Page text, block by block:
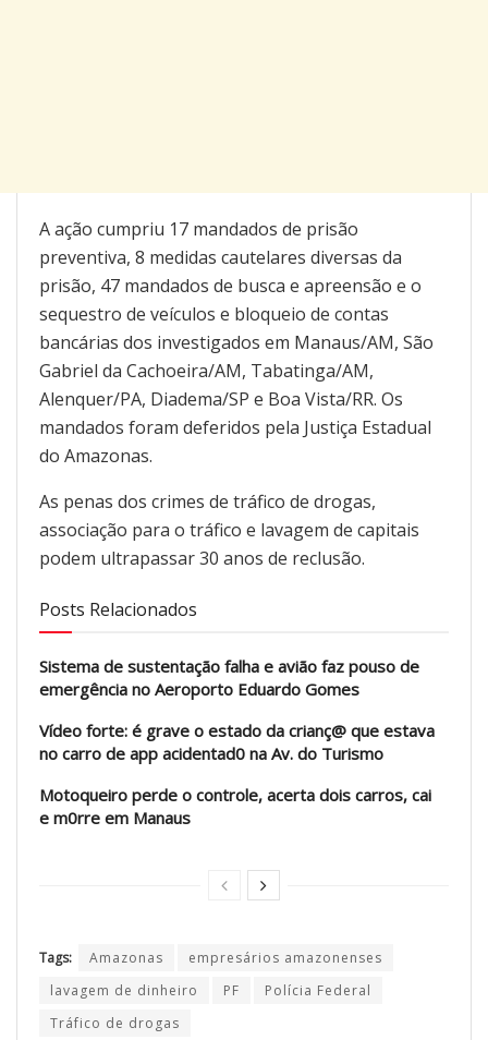
A ação cumpriu 17 mandados de prisão
preventiva, 8 medidas cautelares diversas da
prisão, 47 mandados de busca e apreensão e o
sequestro de veículos e bloqueio de contas
bancárias dos investigados em Manaus/AM, São
Gabriel da Cachoeira/AM, Tabatinga/AM,
Alenquer/PA, Diadema/SP e Boa Vista/RR. Os
mandados foram deferidos pela Justiça Estadual
do Amazonas.
As penas dos crimes de tráfico de drogas,
associação para o tráfico e lavagem de capitais
podem ultrapassar 30 anos de reclusão.
Posts Relacionados
Sistema de sustentação falha e avião faz pouso de
emergência no Aeroporto Eduardo Gomes
Vídeo forte: é grave o estado da crianç@ que estava
no carro de app acidentad0 na Av. do Turismo
Motoqueiro perde o controle, acerta dois carros, cai
e m0rre em Manaus
Tags: Amazonas
empresários amazonenses
lavagem de dinheiro
PF
Polícia Federal
Tráfico de drogas